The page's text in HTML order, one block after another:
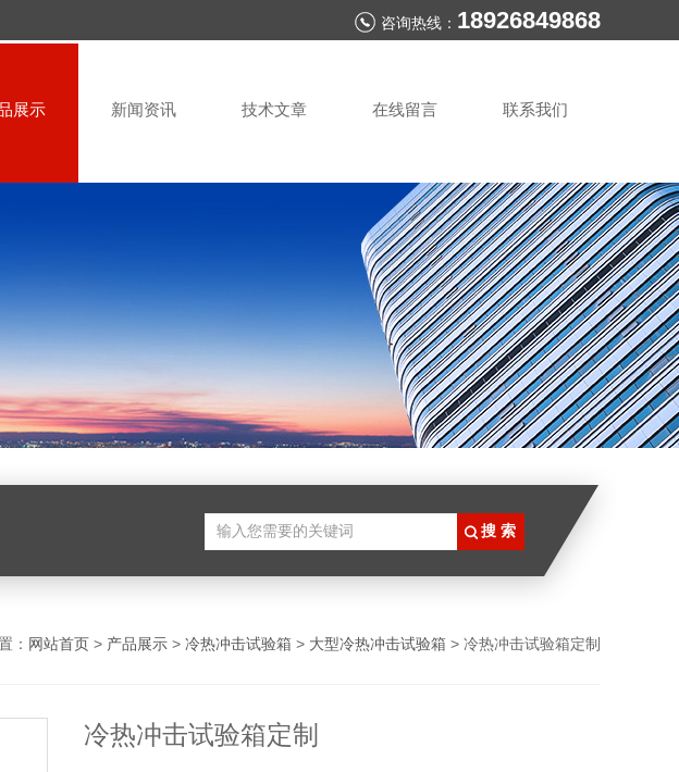
咨询热线： 18926849868
展示 新闻资讯 技术文章 在线留言 联系我们
： 网站首页 > 产品展示 > 冷热冲击试验箱 > 大型冷热冲击试验箱 > 冷热冲击试验箱定制
冷热冲击试验箱定制